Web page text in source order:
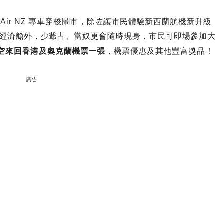
NZ 專車穿梭鬧市，除咗讓市民體驗新西蘭航機新升級
艙外，少爺占、當奴更會隨時現身，市民可即場參加大
來回香港及奧克蘭機票一張 ，機票優惠及其他豐富獎品！
廣告